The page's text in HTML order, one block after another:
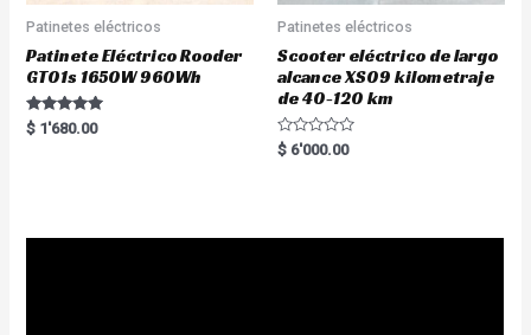
Patinetes eléctricos
Patinete Eléctrico Rooder
GT01s 1650W 960Wh
Rated
5.00
$ 1'680.00
Patinetes eléctricos
Scooter eléctrico de largo
alcance XS09 kilometraje
de 40-120 km
R
a
$ 6'000.00